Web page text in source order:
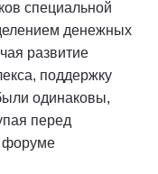
специальной
денежных
развитие
поддержку
одинаковы,
перед
форуме